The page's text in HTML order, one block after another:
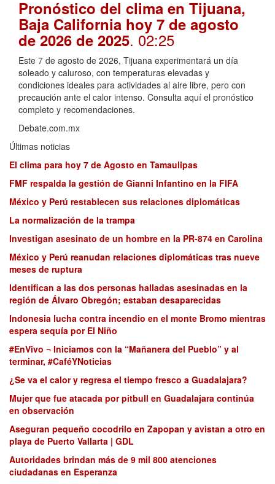
Pronóstico del clima en Tijuana,
Baja California hoy 7 de agosto
de 2026 de 2025. 02:25
Este 7 de agosto de 2026, Tijuana experimentará un día
soleado y caluroso, con temperaturas elevadas y
condiciones ideales para actividades al aire libre, pero con
precaución ante el calor intenso. Consulta aquí el pronóstico
completo y recomendaciones.
Debate.com.mx
Últimas noticias
El clima para hoy 7 de Agosto en Tamaulipas
FMF respalda la gestión de Gianni Infantino en la FIFA
México y Perú restablecen sus relaciones diplomáticas
La normalización de la trampa
Investigan asesinato de un hombre en la PR-874 en Carolina
México y Perú reanudan relaciones diplomáticas tras nueve
meses de ruptura
Identifican a las dos personas halladas asesinadas en la
región de Álvaro Obregón; estaban desaparecidas
Indonesia lucha contra incendio en el monte Bromo mientras
espera sequía por El Niño
#EnVivo ¬ Iniciamos con la “Mañanera del Pueblo” y al
terminar, #CaféYNoticias
¿Se va el calor y regresa el tiempo fresco a Guadalajara?
Mujer que fue atacada por pitbull en Guadalajara continúa
en observación
Aseguran pequeño cocodrilo en Zapopan y avistan a otro en
playa de Puerto Vallarta | GDL
Autoridades brindan más de 9 mil 800 atenciones
ciudadanas en Esperanza